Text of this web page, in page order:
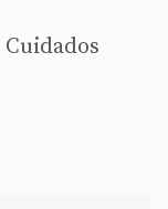
Cuidados